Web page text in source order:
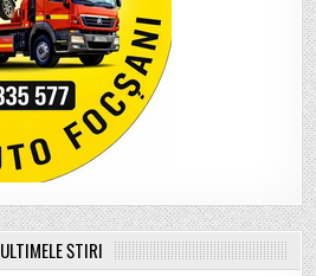
ULTIMELE ȘTIRI